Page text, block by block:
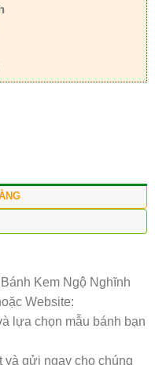
Kem Ngộ Nghĩnh
Website:
lựa chọn mẫu bánh bạn
và gửi ngay cho chúng